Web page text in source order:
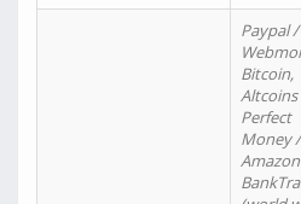
Paypal /
Bitcoin,
Perfect
Money /